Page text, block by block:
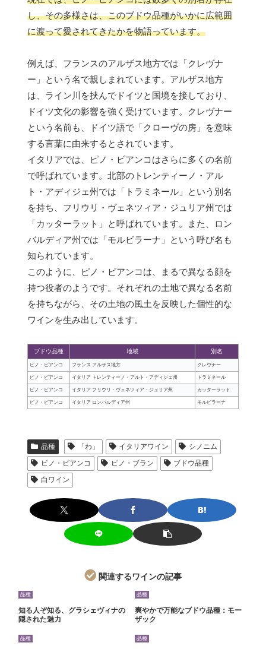
し、その多様さは、このブドウ品種がいかに広範囲
に渡って愛されてきたかを物語っています。
例えば、フランスのアルザス地方では「クレヴナ
ー」という名で親しまれています。アルザス地方
は、ライン川を挟んでドイツと国境を接しており、
ドイツ文化の影響を強く受けています。クレヴナー
という名前も、ドイツ語で「クローヴの房」を意味
する言葉に由来するとされています。
イタリアでは、ピノ・ビアンコはさらに多くの名前
で呼ばれています。北部のトレンティーノ・アル
ト・アディジェ州では「トラミネール」という別名
を持ち、フリウリ・ヴェネツィア・ジュリア州では
「カッターラット」と呼ばれています。また、ロン
バルディア州では「モルビラーナ」という呼び名も
知られています。
このように、ピノ・ビアンコは、まるで異なる顔を
持つ役者のようです。それぞれの土地で異なる名前
を持ちながら、その土地の風土を反映した個性的な
ワインを生み出しています。
ブドウ品種 地域 別名
ピノ・ビアンコ フランス アルザス地方 クレヴナー
ピノ・ビアンコ イタリア トレンティーノ・アルト・アディジェ州 トラミネール
ピノ・ビアンコ イタリア フリウリ・ヴェネツィア・ジュリア州 カッターラット
ピノ・ビアンコ イタリア ロンバルディア州 モルビラーナ
品種 「わ」 イタリアワイン
シノニム
ピノ・ビアンコ
ピノ・ブラン
ブドウ品種
白ワイン
関連するワインの記事
品種
知る人ぞ知る、グラシェヴィナの
隠された魅力
品種
爽やかで万能なブドウ品種：モー
ザック
品種 品種